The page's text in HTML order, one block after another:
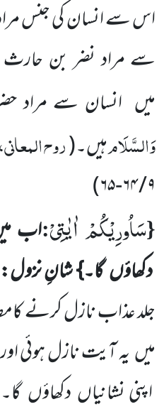
اس سے انسان کی جنس
سے مراد نضر بن
میں انسان سے مراد
وَالسَّلَامہیں۔(روح
۹ / ۶۴-۶۵
)
{سَاُورِیْكُمْ اٰیٰتِیْ:اب
دکھاؤںگا۔} شانِ نزول:
جلد عذاب نازل کرنے
میںیہ آیت نازل ہوئی اور
اپنی نشانیاںدکھاؤں